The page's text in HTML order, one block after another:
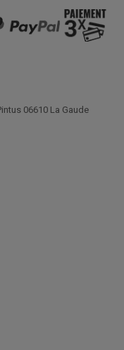
06610 La Gaude